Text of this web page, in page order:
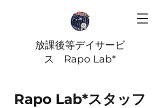
放課後等デイサービ
ス Rapo Lab*
​Rapo Lab*スタッフ